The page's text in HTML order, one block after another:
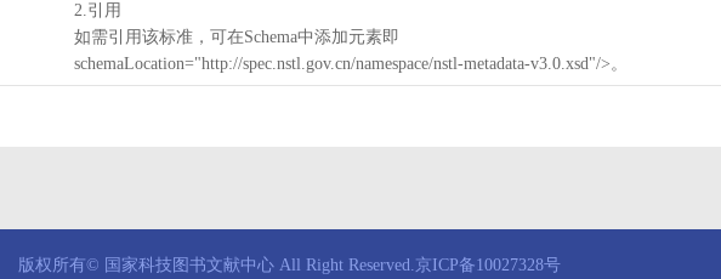
2.引用
如需引用该标准，可在Schema中添加元素即
schemaLocation="http://spec.nstl.gov.cn/namespace/nstl-metadata-v3.0.xsd"/>。
版权所有© 国家科技图书文献中心 All Right Reserved.京ICP备10027328号